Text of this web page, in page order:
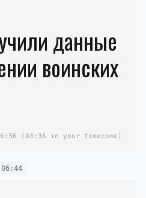
данные
воинских
(03:36 in your timezone)
06:44